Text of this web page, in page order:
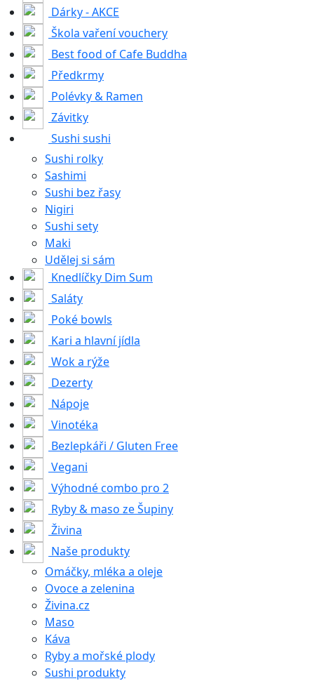
Dárky - AKCE
Škola vaření vouchery
Best food of Cafe Buddha
Předkrmy
Polévky & Ramen
Závitky
Sushi sushi
Sushi rolky
Sashimi
Sushi bez řasy
Nigiri
Sushi sety
Maki
Udělej si sám
Knedlíčky Dim Sum
Saláty
Poké bowls
Kari a hlavní jídla
Wok a rýže
Dezerty
Nápoje
Vinotéka
Bezlepkáři / Gluten Free
Vegani
Výhodné combo pro 2
Ryby & maso ze Šupiny
Živina
Naše produkty
Omáčky, mléka a oleje
Ovoce a zelenina
Živina.cz
Maso
Káva
Ryby a mořské plody
Sushi produkty